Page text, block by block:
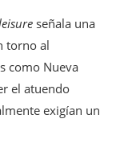
señala una
torno al
como Nueva
el atuendo
exigían un